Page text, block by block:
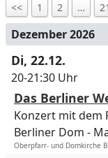
<< 1 2 … 21
Dezember 2026
Di, 22.12.
20-21:30 Uhr
Das Berliner
Konzert mit dem
Berliner Dom
Oberpfarr- und Domkirche